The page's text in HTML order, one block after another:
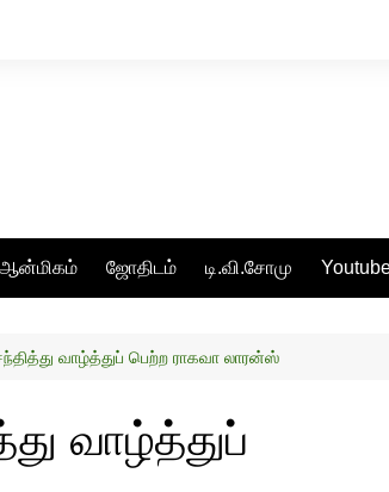
ஆன்மிகம் ஜோதிடம் டி.வி.சோமு
சந்தித்து வாழ்த்துப் பெற்ற ராகவா லாரன்ஸ்
வாழ்த்துப்